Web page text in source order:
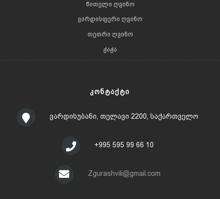
ᲬᲘᲗᲔᲚᲘ ᲦᲕᲘᲜᲝ
ᲕᲐᲠᲓᲘᲡᲤᲔᲠᲘ ᲦᲕᲘᲜᲝ
ᲗᲔᲗᲠᲘ ᲦᲕᲘᲜᲝ
ᲭᲐᲭᲐ
ᲙᲝᲜᲢᲐᲥᲢᲘ
ვარდისუბანი, თელავი 2200, საქართველო
+995 595 99 66 10
Zgurashvili@gmail.com